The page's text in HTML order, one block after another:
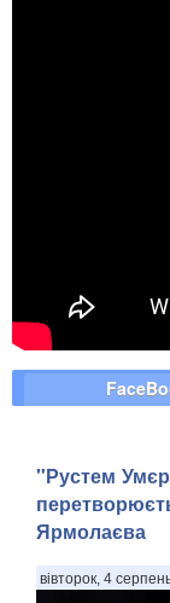
"Рустем
Ярмолаєва
вівторок, 4